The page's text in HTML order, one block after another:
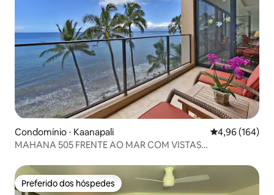
Condomínio ⋅ Kaanapali 4,96 de uma
4,96 (164)
MAHANA 505 FRENTE AO MAR COM VISTAS
Preferido dos hóspedes
Preferido dos hóspedes